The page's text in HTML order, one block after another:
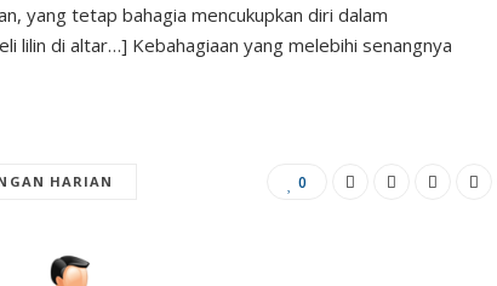
yang tetap bahagia mencukupkan diri dalam
lilin di altar…] Kebahagiaan yang melebihi senangnya
HARIAN 0